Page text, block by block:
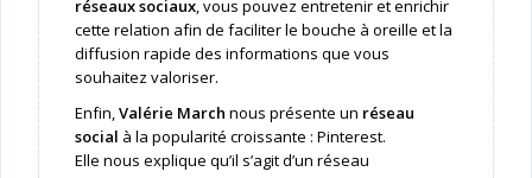
réseaux sociaux, vous pouvez entretenir et enrichir
cette relation afin de faciliter le bouche à oreille et la
diffusion rapide des informations que vous
souhaitez valoriser.
Enfin,Valérie March nous présente un réseau
social à la popularité croissante : Pinterest.
Elle nous explique qu’il s’agit d’un réseau